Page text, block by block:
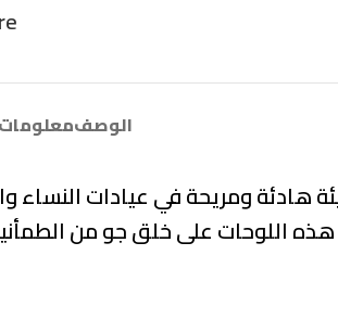
الوصف
ومريحة في عيادات النساء
اللوحات على خلق جو من